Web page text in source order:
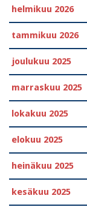
helmikuu 2026
tammikuu 2026
joulukuu 2025
marraskuu 2025
lokakuu 2025
elokuu 2025
heinäkuu 2025
kesäkuu 2025